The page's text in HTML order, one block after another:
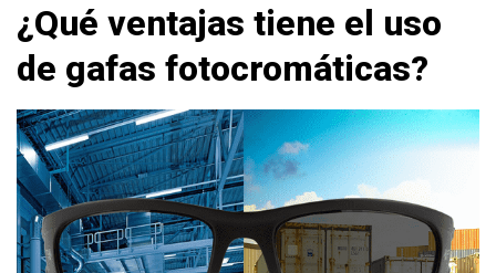
¿Qué ventajas tiene el uso
de gafas fotocromáticas?